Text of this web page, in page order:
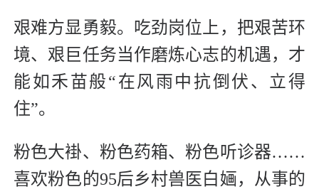
艰难方显勇毅。吃劲岗位上，把艰苦环
境、艰巨任务当作磨炼心志的机遇，才
能如禾苗般“在风雨中抗倒伏、立得
住”。
粉色大褂、粉色药箱、粉色听诊器……
喜欢粉色的95后乡村兽医白婳，从事的